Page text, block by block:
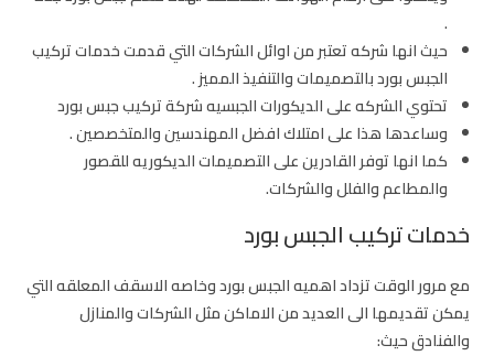
.
حيث انها شركه تعتبر من اوائل الشركات التي قدمت خدمات تركيب
الجبس بورد بالتصميمات والتنفيذ المميز .
تحتوي الشركه على الديكورات الجبسيه شركة تركيب جبس بورد
وساعدها هذا على امتلاك افضل المهندسين والمتخصصين .
كما انها توفر القادرين على التصميمات الديكوريه للقصور
والمطاعم والفلل والشركات.
خدمات تركيب الجبس بورد
مع مرور الوقت تزداد اهميه الجبس بورد وخاصه الاسقف المعلقه التي
يمكن تقديمها الى العديد من الاماكن مثل الشركات والمنازل
والفنادق حيث: